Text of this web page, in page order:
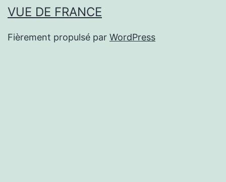
VUE DE FRANCE
Fièrement propulsé par WordPress